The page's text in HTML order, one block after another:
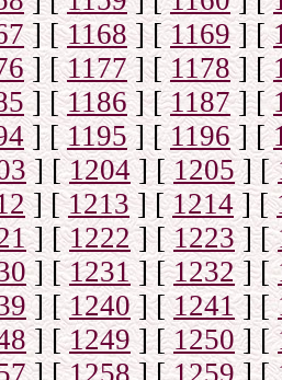
] [1168] [1169] [
] [1177] [1178] [
] [1186] [1187] [
] [1195] [1196] [
] [1204] [1205] [
] [1213] [1214] [
] [1222] [1223] [
] [1231] [1232] [
] [1240] [1241] [
] [1249 ] [1250] [
] [1258] [1259] [